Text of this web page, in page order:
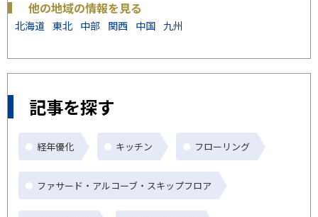
他の地域の情報を見る
北海道 東北 中部 関西 中国 九州
記事を探す
経年優化 キッチン フローリング
ファサード・アルコーブ・スキップフロア